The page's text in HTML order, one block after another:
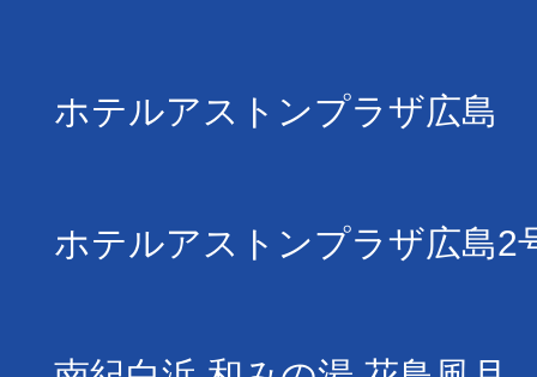
ホテルアストンプラザ広島
ホテルアストンプラザ広島2